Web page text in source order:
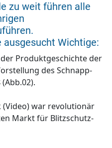
zu weit führen alle
ausgesucht Wichtige:
Produktgeschichte der
des Schnapp-
(Video) war revolutionär
Markt für Blitzschutz-